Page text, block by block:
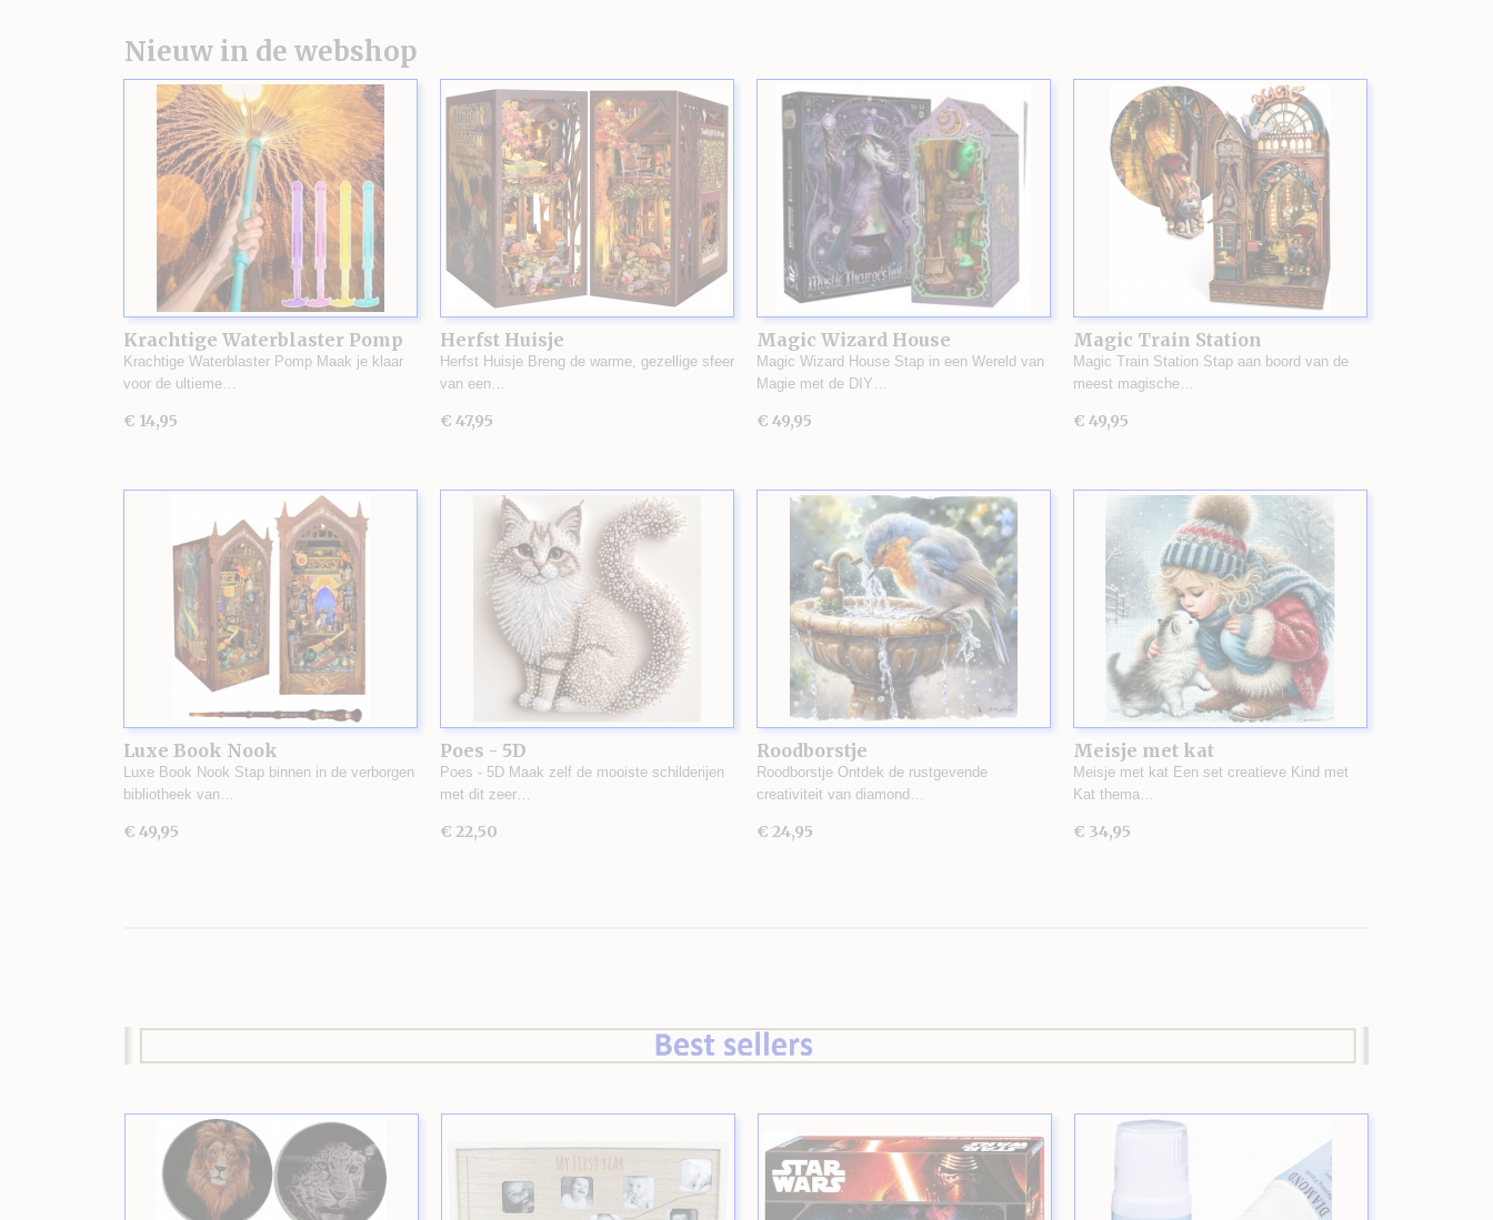
Nieuw in de webshop
Krachtige Waterblaster Pomp
Krachtige Waterblaster Pomp Maak je klaar
voor de ultieme…
€ 14,95
Herfst Huisje
Herfst Huisje Breng de warme, gezellige sfeer
van een…
€ 47,95
Magic Wizard House
Magic Wizard House Stap in een Wereld van
Magie met de DIY…
€ 49,95
Magic Train Station
Magic Train Station Stap aan boord van de
meest magische…
€ 49,95
Luxe Book Nook
Luxe Book Nook Stap binnen in de verborgen
bibliotheek van…
€ 49,95
Poes - 5D
Poes - 5D Maak zelf de mooiste schilderijen
met dit zeer…
€ 22,50
Roodborstje
Roodborstje Ontdek de rustgevende
creativiteit van diamond…
€ 24,95
Meisje met kat
Meisje met kat Een set creatieve Kind met
Kat thema…
€ 34,95